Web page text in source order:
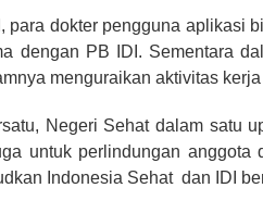
para dokter pengguna aplikasi
dengan PB IDI. Sementara
menguraikan aktivitas
Negeri Sehat dalam satu
untuk perlindungan
Indonesia Sehat dan IDI